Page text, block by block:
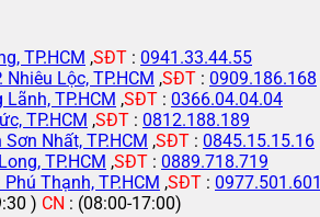
TP.HCM ,SĐT : 0941.33.44.55
Nhiêu Lộc, TP.HCM ,SĐT : 0909.186.168
Lãnh, TP.HCM ,SĐT : 0366.04.04.04
TP.HCM ,SĐT : 0812.188.189
Nhất, TP.HCM ,SĐT : 0845.15.15.16
TP.HCM ,SĐT : 0889.718.719
Thạnh, TP.HCM ,SĐT : 0977.501.601
) CN : (08:00-17:00)